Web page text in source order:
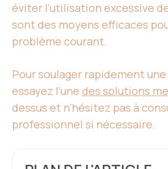
éviter l’utilisation excessive
sont des moyens efficaces
problème courant.
Pour soulager rapidement
essayez l’une des solutions
dessus et n’hésitez pas à
professionnel si nécessaire.